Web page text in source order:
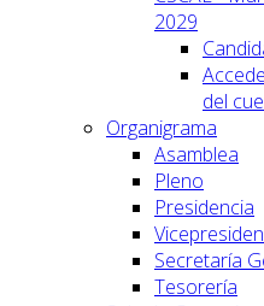
2029
del
Organigrama
Asamblea
Pleno
Presidencia
Secretaría
Tesorería